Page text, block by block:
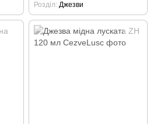
Розділ Джезви